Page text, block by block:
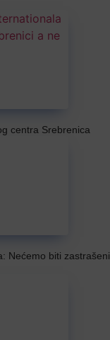
centra Srebrenica
Nećemo biti zastrašeni